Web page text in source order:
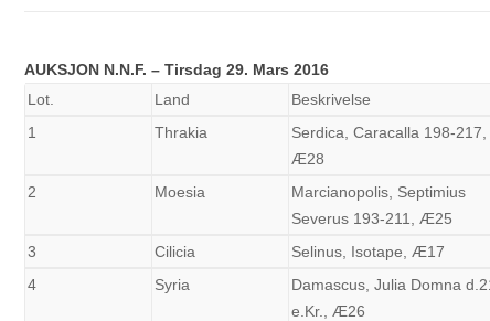
AUKSJON N.N.F. – Tirsdag 29. Mars 2016
Lot.
Land Beskrivelse
1
Thrakia
Serdica, Caracalla 198-217,
Æ28
2 Moesia
Marcianopolis, Septimius
Severus 193-211, Æ25
3 Cilicia Selinus, Isotape, Æ17
4
Syria
Damascus, Julia Domna
e.Kr., Æ26